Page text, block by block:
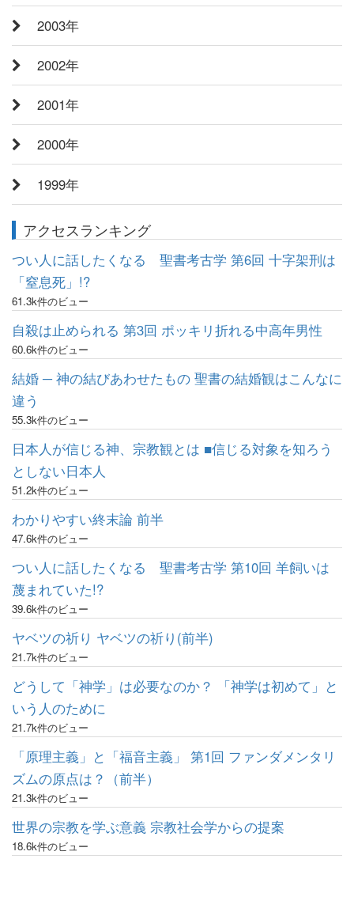
2003年
2002年
2001年
2000年
1999年
アクセスランキング
つい人に話したくなる 聖書考古学 第6回 十字架刑は
「窒息死」!?
61.3k件のビュー
自殺は止められる 第3回 ポッキリ折れる中高年男性
60.6k件のビュー
結婚 ─ 神の結びあわせたもの 聖書の結婚観はこんなに
違う
55.3k件のビュー
日本人が信じる神、宗教観とは ■信じる対象を知ろう
としない日本人
51.2k件のビュー
わかりやすい終末論 前半
47.6k件のビュー
つい人に話したくなる 聖書考古学 第10回 羊飼いは
蔑まれていた!?
39.6k件のビュー
ヤベツの祈り ヤベツの祈り(前半)
21.7k件のビュー
どうして「神学」は必要なのか？ 「神学は初めて」と
いう人のために
21.7k件のビュー
「原理主義」と「福音主義」 第1回 ファンダメンタリ
ズムの原点は？（前半）
21.3k件のビュー
世界の宗教を学ぶ意義 宗教社会学からの提案
18.6k件のビュー